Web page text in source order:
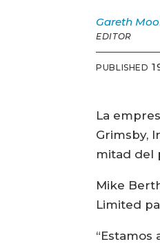
Gareth
EDITOR
PUBLISHED
La
Grimsby,
mitad del
Mike
Limited